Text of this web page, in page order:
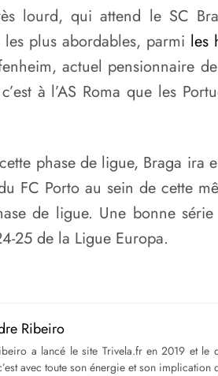
lourd, qui attend le SC
les plus abordables, parmi les
actuel pensionnaire
à l’AS Roma que les
phase de ligue, Braga ira
FC Porto au sein de cette
de ligue. Une bonne
25 de la Ligue Europa.
Ribeiro
a lancé le site Trivela.fr en 2019 et le
avec toute son énergie et son